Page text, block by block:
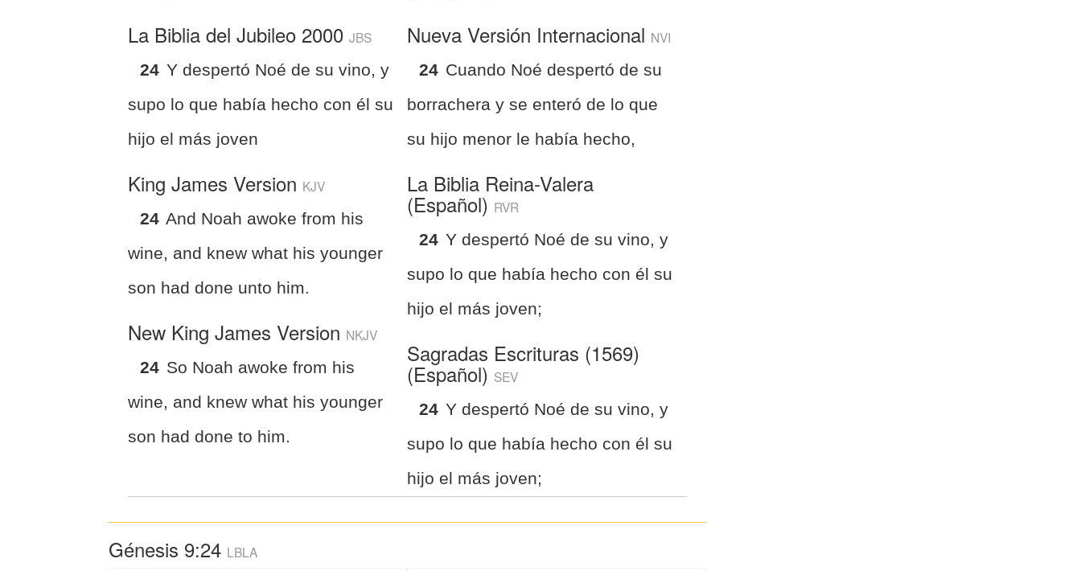
La Biblia del Jubileo 2000JBS
24 Y despertó Noé de su vino, y
supo lo que había hecho con él su
hijo el más joven
King James Version KJV
24 And Noah awoke from his
wine, and knew what his younger
son had done unto him.
New King James Version NKJV
24 So Noah awoke from his
wine, and knew what his younger
son had done to him.
Nueva Versión Internacional NVI
24 Cuando Noé despertó de su
borrachera y se enteró de lo que
su hijo menor le había hecho,
La Biblia Reina-Valera
(Español) RVR
24 Y despertó Noé de su vino, y
supo lo que había hecho con él su
hijo el más joven;
Sagradas Escrituras (1569)
(Español) SEV
24 Y despertó Noé de su vino, y
supo lo que había hecho con él su
hijo el más joven;
Génesis 9:24 LBLA